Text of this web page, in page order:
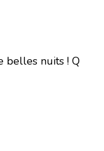
belles nuits ! Q